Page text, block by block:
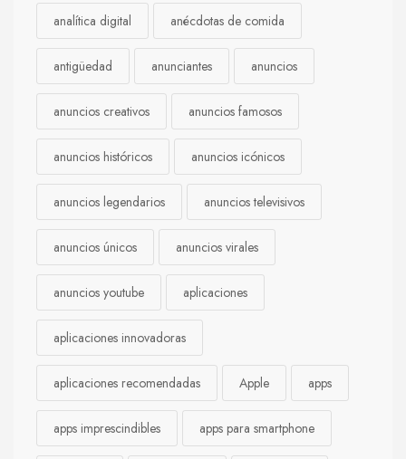
analítica digital anécdotas de comida
antigüedad anunciantes anuncios
anuncios creativos anuncios famosos
anuncios históricos anuncios icónicos
anuncios legendarios anuncios televisivos
anuncios únicos anuncios virales
anuncios youtube aplicaciones
aplicaciones innovadoras
aplicaciones recomendadas Apple apps
apps imprescindibles apps para smartphone